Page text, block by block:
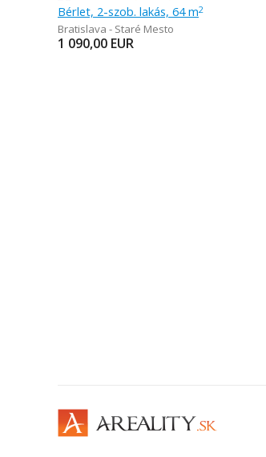
Bérlet, 2-szob. lakás, 64 m2
Bratislava - Staré Mesto
1 090,00 EUR